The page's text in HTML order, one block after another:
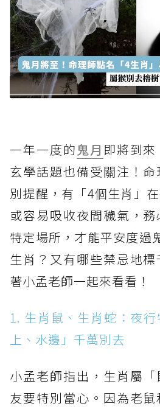
一年一度的鬼月 即將到
玄學話題也備受關注！
別提醒，有「4個生肖」
或容易吸收夜間穢氣，
特定場所，才能平安度過
生肖？又有哪些禁忌地
著小孟老師一起來看看！
1. 生肖鼠、生肖蛇：夜
上、水邊」千萬別去
小孟老師指出，生肖屬
友要特別當心。因為老